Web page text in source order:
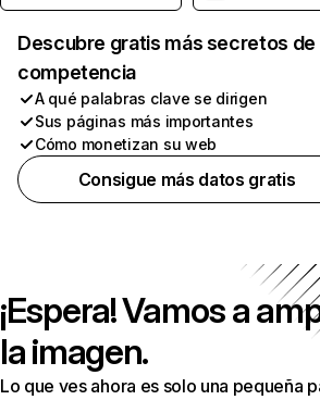
Descubre gratis más secretos de
competencia
A qué palabras clave se dirigen
Sus páginas más importantes
Cómo monetizan su web
Consigue más datos gratis
¡Espera! Vamos a
la imagen.
Lo que ves ahora es solo una pequeña